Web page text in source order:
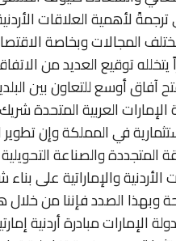
لأهمية العلاقات الأردنية
المجالات وبخاصة
يتخلله توقيع العديد من
آفاق أوسع للتعاون بين
العربية المتحدة
في المملكة وإن تطوير
المتجددة والصناعة
والإماراتية على
وبهذا الصدد فإننا من
الإمارات مبادرة أردنية